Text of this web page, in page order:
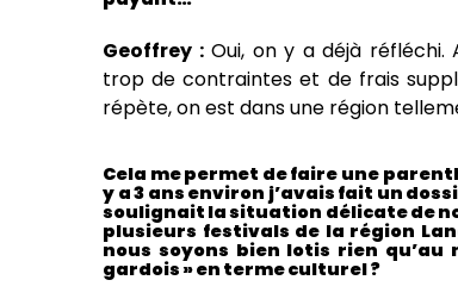
Geoffrey :Oui, on y a déjà réfléchi.
trop de contraintes et de frais
répète, on est dans une région
Cela me permet de faire une
y a 3 ans environ j’avais fait un
soulignait la situation délicate de
plusieurs festivals de la région
nous soyons bien lotis rien
gardois » en terme culturel ?